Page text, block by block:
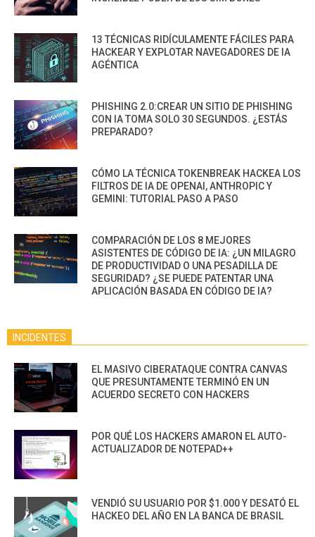
13 TÉCNICAS RIDÍCULAMENTE FÁCILES PARA
HACKEAR Y EXPLOTAR NAVEGADORES DE IA
AGÉNTICA
PHISHING 2.0:CREAR UN SITIO DE PHISHING
CON IA TOMA SOLO 30 SEGUNDOS. ¿ESTÁS
PREPARADO?
CÓMO LA TÉCNICA TOKENBREAK HACKEA LOS
FILTROS DE IA DE OPENAI, ANTHROPIC Y
GEMINI: TUTORIAL PASO A PASO
COMPARACIÓN DE LOS 8 MEJORES
ASISTENTES DE CÓDIGO DE IA: ¿UN MILAGRO
DE PRODUCTIVIDAD O UNA PESADILLA DE
SEGURIDAD? ¿SE PUEDE PATENTAR UNA
APLICACIÓN BASADA EN CÓDIGO DE IA?
INCIDENTES
EL MASIVO CIBERATAQUE CONTRA CANVAS
QUE PRESUNTAMENTE TERMINÓ EN UN
ACUERDO SECRETO CON HACKERS
POR QUÉ LOS HACKERS AMARON EL AUTO-
ACTUALIZADOR DE NOTEPAD++
VENDIÓ SU USUARIO POR $1.000 Y DESATÓ EL
HACKEO DEL AÑO EN LA BANCA DE BRASIL